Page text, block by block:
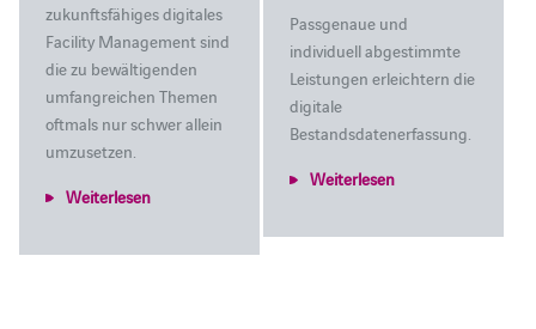
zukunftsfähiges digitales
Facility Management sind
die zu bewältigenden
umfangreichen Themen
oftmals nur schwer allein
umzusetzen.
Weiterlesen
Passgenaue und
individuell abgestimmte
Leistungen erleichtern die
digitale
Bestandsdatenerfassung.
Weiterlesen